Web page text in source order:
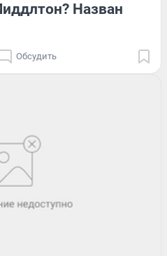
Назван
Обсудить